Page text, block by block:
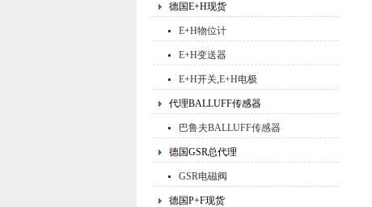
德国E+H现货
E+H物位计
E+H变送器
E+H开关,E+H电极
代理BALLUFF传感器
巴鲁夫BALLUFF传感器
德国GSR总代理
GSR电磁阀
德国P+F现货